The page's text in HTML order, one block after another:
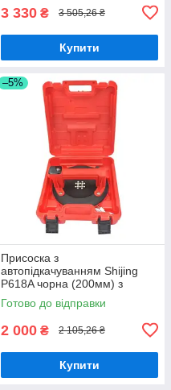
3 330 ₴ 3 505,26 ₴
Купити
–5%
Присоска з
автопідкачуванням Shijing
P618A чорна (200мм) з
цифровим дисплеєм у кейсі
Готово до відправки
2 000 ₴ 2 105,26 ₴
Купити